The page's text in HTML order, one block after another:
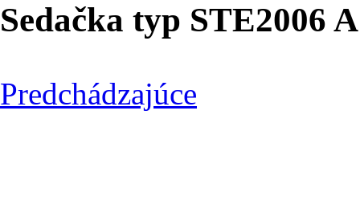
Sedačka typ STE2006
Predchádzajúce